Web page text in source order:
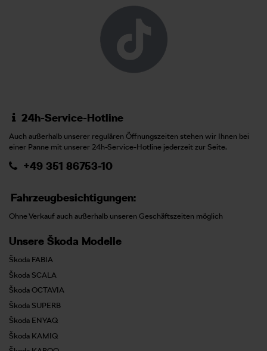
24h-Service-Hotline
Auch außerhalb unserer regulären Öffnungszeiten stehen wir Ihnen bei
einer Panne mit unserer 24h-Service-Hotline jederzeit zur Seite.
+49 351 86753-10
Fahrzeugbesichtigungen:
Ohne Verkauf auch außerhalb unseren Geschäftszeiten möglich
Unsere Škoda Modelle
Škoda FABIA
Škoda SCALA
Škoda OCTAVIA
Škoda SUPERB
Škoda ENYAQ
Škoda KAMIQ